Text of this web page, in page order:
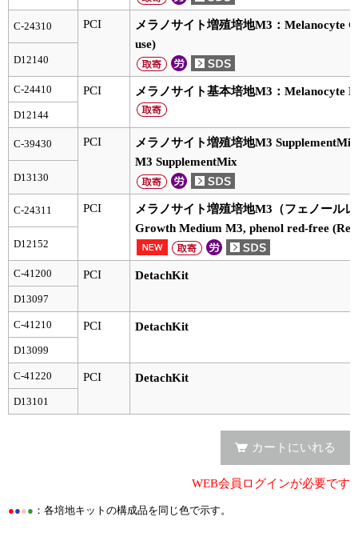
C-24310 PCI
メラノサイト増殖培地M3：Melanocyte
use)
D12140
C-24410 PCI メラノサイト基本培地M3：Melanocyte
D12144
C-39430 PCI
メラノサイト増殖培地M3
M3 SupplementMix
D13130
C-24311 PCI
メラノサイト増殖培地M3（フェノール
Growth Medium M3, phenol red-free
D12152
C-41200 PCI DetachKit
D13097
C-41210 PCI DetachKit
D13099
C-41220 PCI DetachKit
D13101
●●●● ：各培地キットの構成品を同じ色で示す。
カートにいれる
WEB会員ログインが必要です